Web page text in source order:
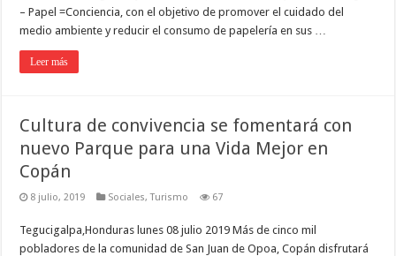
– Papel =Conciencia, con el objetivo de promover el cuidado del
medio ambiente y reducir el consumo de papelería en sus …
Leer más
Cultura de convivencia se fomentará con
nuevo Parque para una Vida Mejor en
Copán
8 julio, 2019 Sociales,Turismo 67
Tegucigalpa,Honduras lunes 08 julio 2019 Más de cinco mil
pobladores de la comunidad de San Juan de Opoa, Copán disfrutará